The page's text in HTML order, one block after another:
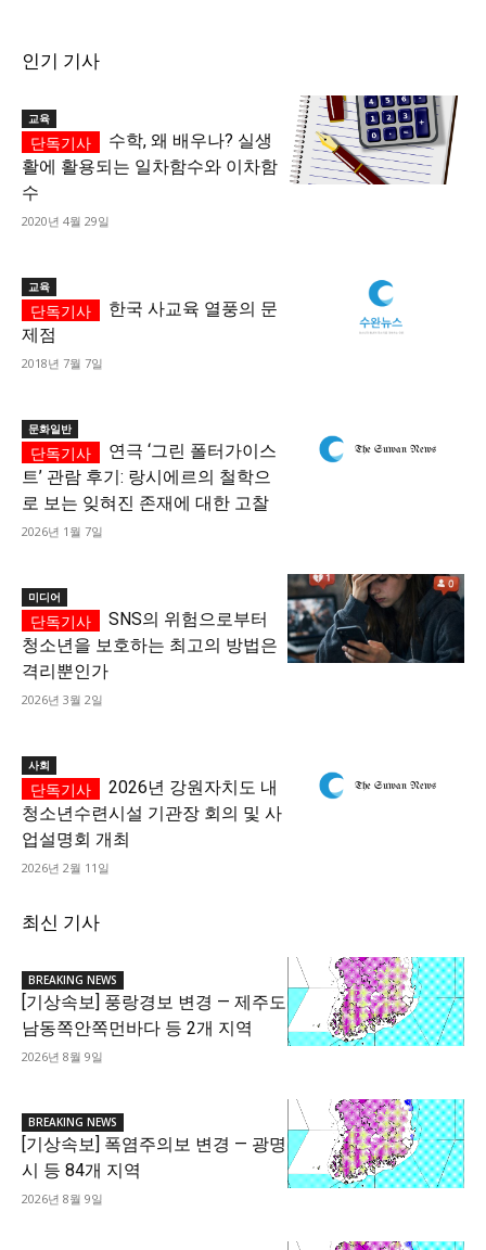
인기 기사
교육
수학, 왜 배우나? 실생
활에 활용되는 일차함수와 이차함
수
2020년 4월 29일
교육
한국 사교육 열풍의 문
제점
2018년 7월 7일
문화일반
연극 ‘그린 폴터가이스
트’ 관람 후기: 랑시에르의 철학으
로 보는 잊혀진 존재에 대한 고찰
2026년 1월 7일
미디어
SNS의 위험으로부터
청소년을 보호하는 최고의 방법은
격리뿐인가
2026년 3월 2일
사회
2026년 강원자치도 내
청소년수련시설 기관장 회의 및 사
업설명회 개최
2026년 2월 11일
최신 기사
BREAKING NEWS
[기상속보] 풍랑경보 변경 — 제주도
남동쪽안쪽먼바다 등 2개 지역
2026년 8월 9일
BREAKING NEWS
[기상속보] 폭염주의보 변경 — 광명
시 등 84개 지역
2026년 8월 9일